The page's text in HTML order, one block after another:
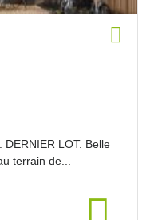
DERNIER LOT. Belle
terrain de...